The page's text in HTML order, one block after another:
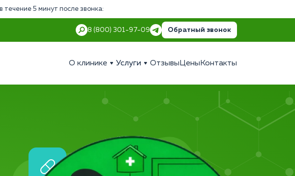
5 минут после звонка:
8 (800) 301-97-09 Обратный звонок
О клинике Услуги Отзывы Цены Контакты